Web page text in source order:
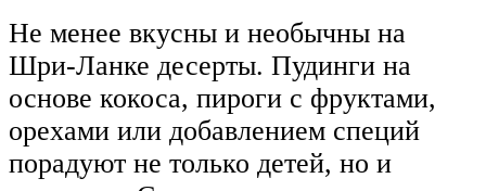
Не менее вкусны и необычны на
Шри-Ланке десерты. Пудинги на
основе кокоса, пироги с фруктами,
орехами или добавлением специй
порадуют не только детей, но и